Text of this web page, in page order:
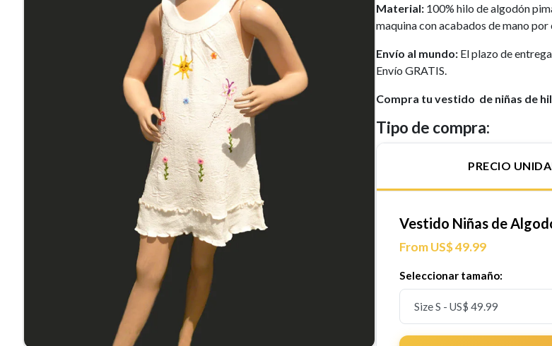
Material: 100% hilo de algodón
maquina con acabados de mano
Envío al mundo: El plazo de
Envío GRATIS.
Compra tu vestido de niñas de
Tipo de compra:
PRECIO
Vestido Niñas de
From US$ 49.99
Seleccionar tamaño: